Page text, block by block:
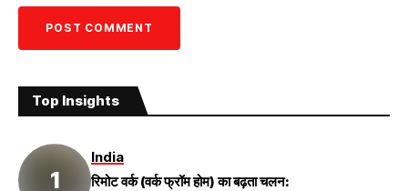
Top Insights
India
रिमोट वर्क (वर्क फ्रॉम होम) का बढ़ता चलन: